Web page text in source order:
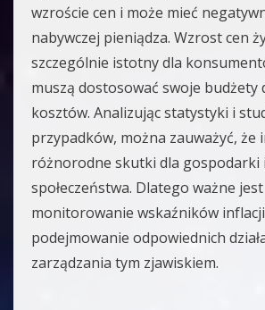
wzroście cen i może mieć
nabywczej pieniądza. Wzrost cen
szczególnie istotny dla
muszą dostosować swoje budżety
kosztów. Analizując statystyki i
przypadków, można zauważyć, że
różnorodne skutki dla gospodarki i
społeczeństwa. Dlatego ważne jest
monitorowanie wskaźników
podejmowanie odpowiednich
zarządzania tym zjawiskiem.